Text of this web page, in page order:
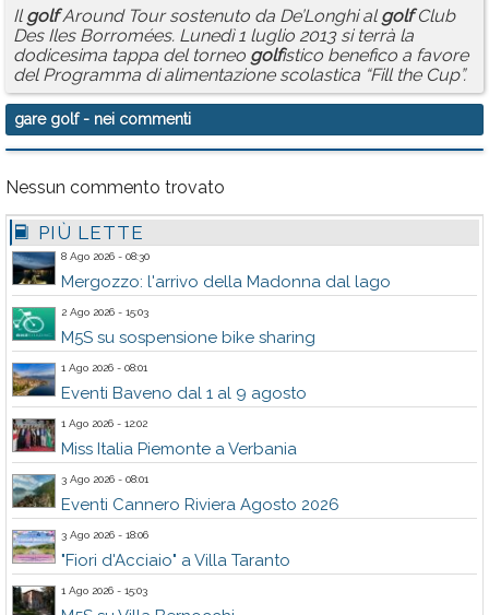
IlgolfAround Tour sostenuto da De’Longhi algolfClub
Des Iles Borromées. Lunedì 1 luglio 2013 si terrà la
dodicesima tappa del torneo golfistico benefico a favore
del Programma di alimentazione scolastica “Fill the Cup”.
gare golf- nei commenti
Nessun commento trovato
PIÙ LETTE
8 Ago 2026 - 08:30
Mergozzo: l'arrivo della Madonna dal lago
2 Ago 2026 - 15:03
M5S su sospensione bike sharing
1 Ago 2026 - 08:01
Eventi Baveno dal 1 al 9 agosto
1 Ago 2026 - 12:02
Miss Italia Piemonte a Verbania
3 Ago 2026 - 08:01
Eventi Cannero Riviera Agosto 2026
3 Ago 2026 - 18:06
"Fiori d'Acciaio" a Villa Taranto
1 Ago 2026 - 15:03